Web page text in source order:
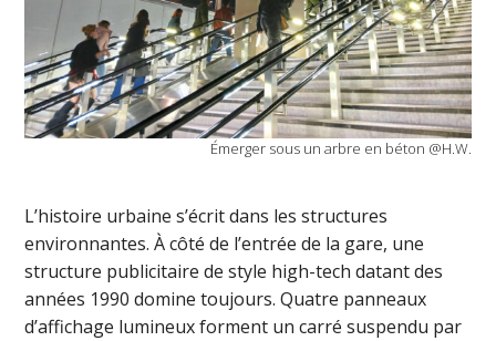
Émerger sous un arbre en béton @H.W.
L’histoire urbaine s’écrit dans les structures
environnantes. À côté de l’entrée de la gare, une
structure publicitaire de style high-tech datant des
années 1990 domine toujours. Quatre panneaux
d’affichage lumineux forment un carré suspendu par